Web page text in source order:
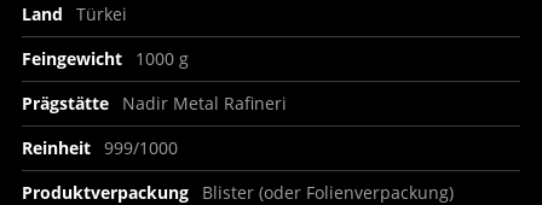
Land
Türkei
Feingewicht
1000 g
Prägstätte
Nadir Metal Rafineri
Reinheit 999/1000
Produktverpackung
Blister (oder Folienverpackung)